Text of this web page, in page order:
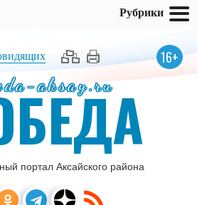
16+
aksay.ru
портал Аксайского района
Рубрики